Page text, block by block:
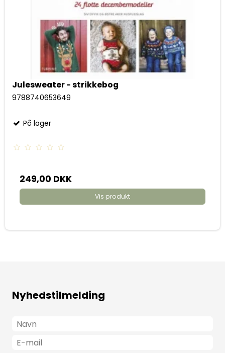
Julesweater - strikkebog
9788740653649
På lager
249,00 DKK
Vis produkt
Nyhedstilmelding